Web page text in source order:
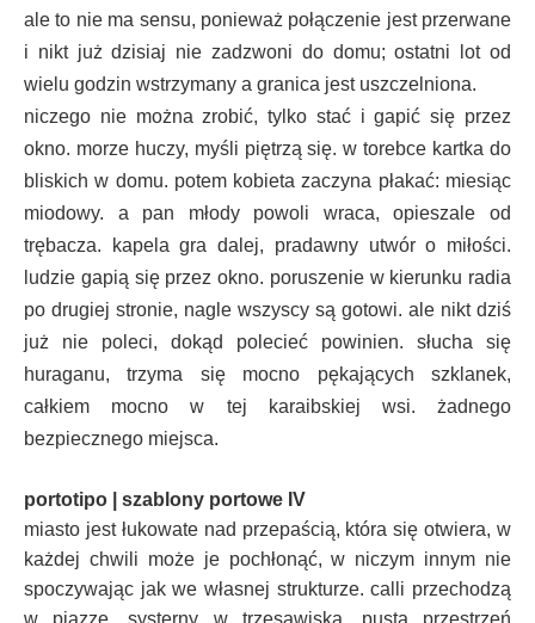
ale to nie ma sensu, ponieważ połączenie jest przerwane
i nikt już dzisiaj nie zadzwoni do domu; ostatni lot od
wielu godzin wstrzymany a granica jest uszczelniona.
niczego nie można zrobić, tylko stać i gapić się przez
okno. morze huczy, myśli piętrzą się. w torebce kartka do
bliskich w domu. potem kobieta zaczyna płakać: miesiąc
miodowy. a pan młody powoli wraca, opieszale od
trębacza. kapela gra dalej, pradawny utwór o miłości.
ludzie gapią się przez okno. poruszenie w kierunku radia
po drugiej stronie, nagle wszyscy są gotowi. ale nikt dziś
już nie poleci, dokąd polecieć powinien. słucha się
huraganu, trzyma się mocno pękających szklanek,
całkiem mocno w tej karaibskiej wsi. żadnego
bezpiecznego miejsca.
portotipo | szablony portowe IV
miasto jest łukowate nad przepaścią, która się otwiera, w
każdej chwili może je pochłonąć, w niczym innym nie
spoczywając jak we własnej strukturze. calli przechodzą